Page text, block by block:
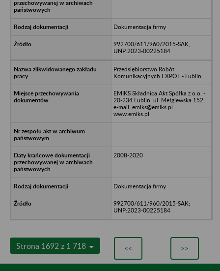
Dokumentacja firmy
992700/611/960/2015-SAK;
UNP:2023-00225184
Przedsiębiorstwo Robót
Komunikacyjnych EXPOL - Lublin
EMIKS Składnica Akt Spółka z o.o. -
20-234 Lublin, ul. Mełgiewska 152;
e-mail: emiks@emiks.pl
www.emiks.pl
2008-2020
Dokumentacja firmy
992700/611/960/2015-SAK;
UNP:2023-00225184
Strona 1692 z 1 718 << >>